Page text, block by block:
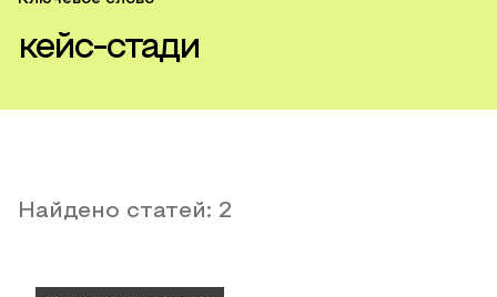
кейс-стади
Найдено статей: 2